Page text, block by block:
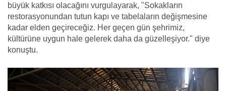
büyük katkısı olacağını vurgulayarak, "Sokakların
restorasyonundan tutun kapı ve tabelaların değişmesine
kadar elden geçireceğiz. Her geçen gün şehrimiz,
kültürüne uygun hale gelerek daha da güzelleşiyor." diye
konuştu.